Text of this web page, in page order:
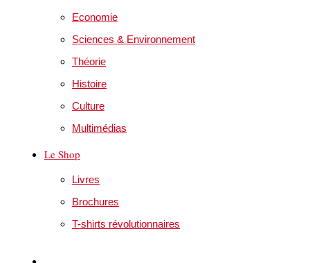
Economie
Sciences & Environnement
Théorie
Histoire
Culture
Multimédias
Le Shop
Livres
Brochures
T-shirts révolutionnaires